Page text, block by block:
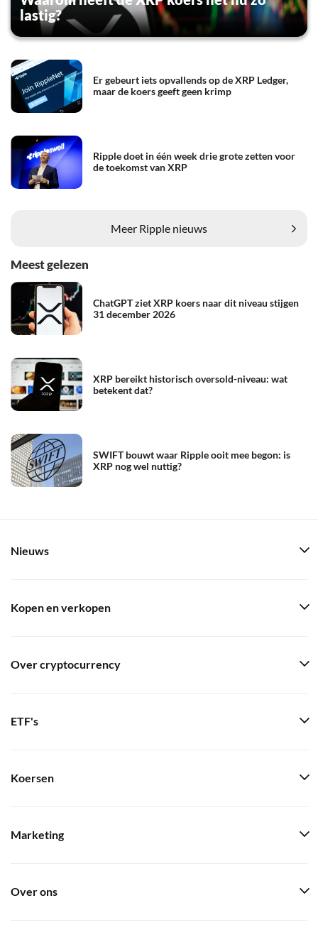
lastig?
Er gebeurt iets opvallends op de XRP Ledger,
maar de koers geeft geen krimp
Ripple doet in één week drie grote zetten voor
de toekomst van XRP
Meer Ripple nieuws
Meest gelezen
ChatGPT ziet XRP koers naar dit niveau stijgen
31 december 2026
XRP bereikt historisch oversold-niveau: wat
betekent dat?
SWIFT bouwt waar Ripple ooit mee begon: is
XRP nog wel nuttig?
Nieuws
Kopen en verkopen
Over cryptocurrency
ETF's
Koersen
Marketing
Over ons